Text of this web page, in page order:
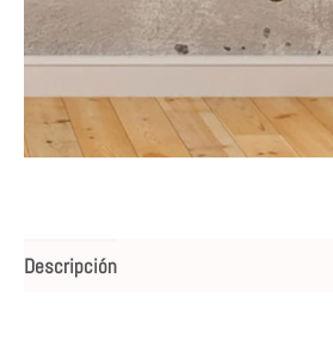
Descripción